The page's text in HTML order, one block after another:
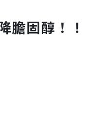
膽固醇！！